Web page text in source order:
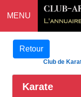
MENU
Retour
Club de
Karate